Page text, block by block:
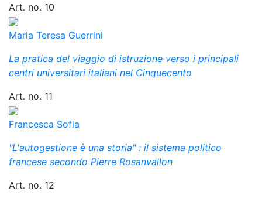
Art. no. 10
Maria Teresa Guerrini
La pratica del viaggio di istruzione verso i principali
centri universitari italiani nel Cinquecento
Art. no. 11
Francesca Sofia
"L'autogestione è una storia" : il sistema politico
francese secondo Pierre Rosanvallon
Art. no. 12